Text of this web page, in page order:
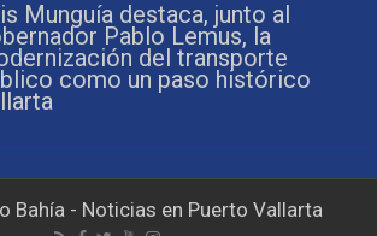
Munguía destaca, junto al
Pablo Lemus, la
del transporte
como un paso histórico
Bahía - Noticias en Puerto Vallarta